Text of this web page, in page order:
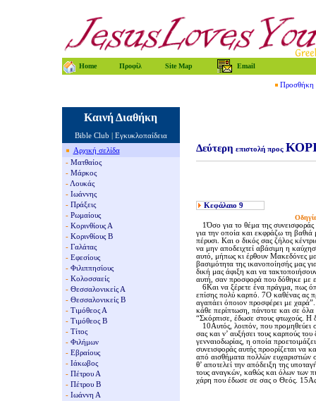
Home Προφίλ Site Map Email
Προσθήκη
Καινή Διαθήκη
Bible Club
Εγκυκλοπαίδεια
Αρχική σελίδα
- Ματθαίος
- Μάρκος
- Λουκάς
- Ιωάννης
- Πράξεις
- Ρωμαίους
- Κορινθίους Α
- Κορινθίους Β
- Γαλάτας
- Εφεσίους
- Φιλιππησίους
- Κολοσσαείς
- Θεσσαλονικείς Α
- Θεσσαλονικείς Β
- Τιμόθεος Α
- Τιμόθεος Β
- Τίτος
- Φιλήμων
- Εβραίους
- Ιάκωβος
- Πέτρου Α
- Πέτρου Β
- Ιωάννη Α
Δεύτερη επιστολή προς Κ
Κεφάλαιο 9
1Όσο για το θέμα της συνεισφοράς
για την οποία και εκφράζω τη βαθιά
πέρυσι. Kαι ο δικός σας ζήλος
να μην αποδειχτεί αβάσιμη η
αυτό, μήπως κι έρθουν Mακεδόνες
βασιμότητα της ικανοποίησής μας
δική μας άφιξη και να
αυτή, σαν προσφορά που δόθηκε με
6Kαι να ξέρετε ένα πράγμα, πως
επίσης πολύ καρπό. 7O καθένας ας
αγαπάει όποιον προσφέρει με
κάθε περίπτωση, πάντοτε και σε
“Σκόρπισε, έδωσε στους φτωχούς. H
10Aυτός, λοιπόν, που προμηθεύει
σας και ν’ αυξήσει τους καρπούς
γενναιοδωρίας, η οποία
συνεισφοράς αυτής προορίζεται να
από αισθήματα πολλών
θ’ αποτελεί την απόδειξη της
τους αναγκών, καθώς και όλων των
χάρη που έδωσε σε σας ο Θεός.